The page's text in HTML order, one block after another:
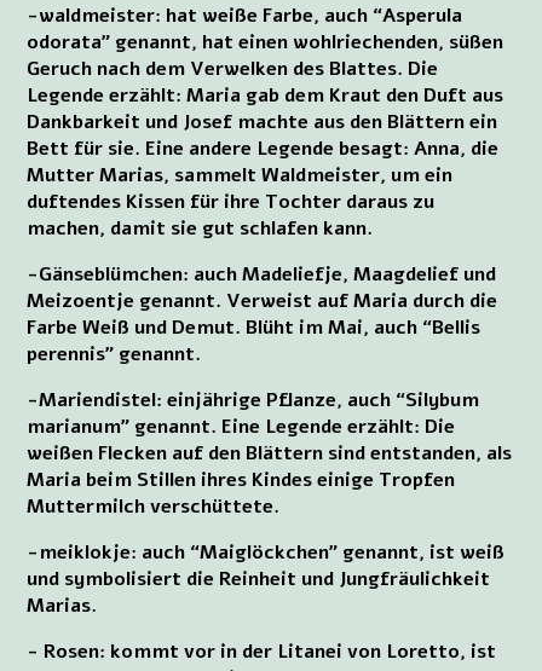
-waldmeister: hat weiße Farbe, auch “Asperula
odorata” genannt, hat einen wohlriechenden, süßen
Geruch nach dem Verwelken des Blattes. Die
Legende erzählt: Maria gab dem Kraut den Duft aus
Dankbarkeit und Josef machte aus den Blättern ein
Bett für sie. Eine andere Legende besagt: Anna, die
Mutter Marias, sammelt Waldmeister, um ein
duftendes Kissen für ihre Tochter daraus zu
machen, damit sie gut schlafen kann.
-Gänseblümchen: auch Madeliefje, Maagdelief und
Meizoentje genannt. Verweist auf Maria durch die
Farbe Weiß und Demut. Blüht im Mai, auch “Bellis
perennis” genannt.
-Mariendistel: einjährige Pflanze, auch “Silybum
marianum” genannt. Eine Legende erzählt: Die
weißen Flecken auf den Blättern sind entstanden, als
Maria beim Stillen ihres Kindes einige Tropfen
Muttermilch verschüttete.
-meiklokje: auch “Maiglöckchen” genannt, ist weiß
und symbolisiert die Reinheit und Jungfräulichkeit
Marias.
- Rosen: kommt vor in der Litanei von Loretto, ist